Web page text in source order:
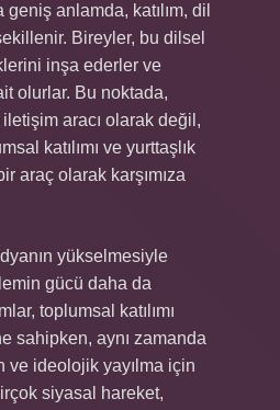
geniş anlamda, katılım, dil
Bireyler, bu dilsel
inşa ederler ve
olurlar. Bu noktada,
aracı olarak değil,
katılımı ve yurttaşlık
araç olarak karşımıza
yükselmesiyle
gücü daha da
toplumsal katılımı
sahipken, aynı zamanda
ve ideolojik yayılma için
siyasal hareket,